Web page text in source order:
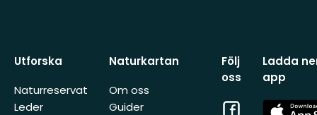
Utforska
Naturreservat
Leder
Naturkartan
Om oss
Guider
Följ
oss
Facebook
Ladda
app
App